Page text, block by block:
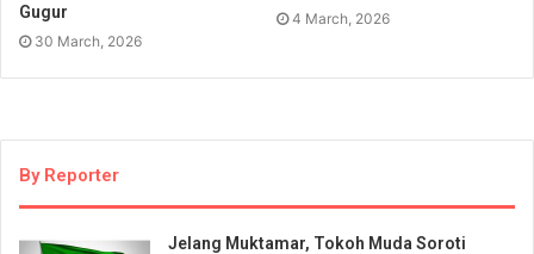
Gugur
30 March, 2026
4 March, 2026
By Reporter
Jelang Muktamar, Tokoh Muda Soroti